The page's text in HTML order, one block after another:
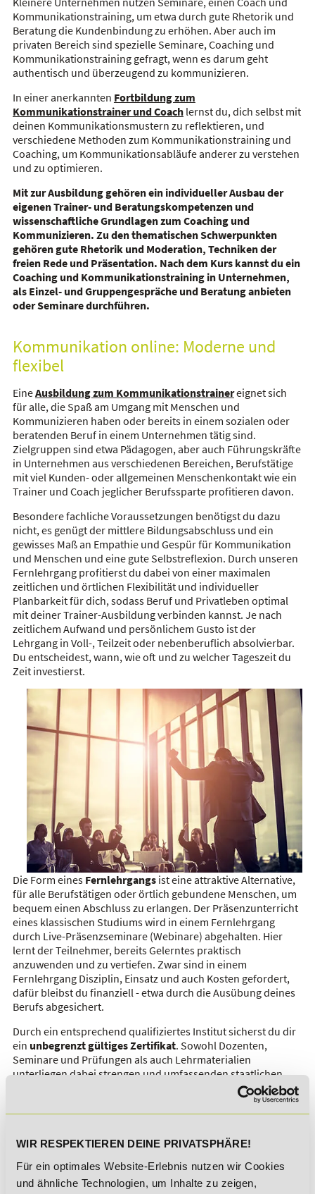
WIR RESPEKTIEREN DEINE PRIVATSPHÄRE!
Für ein optimales Website-Erlebnis nutzen wir Cookies
und ähnliche Technologien, um Inhalte zu zeigen,
Kommunikationstraining, um etwa durch gute Rhetorik und
Beratung die Kundenbindung zu erhöhen. Aber auch im
privaten Bereich sind spezielle Seminare, Coaching und
Kommunikationstraining gefragt, wenn es darum geht
authentisch und überzeugend zu kommunizieren.
In einer anerkannten Fortbildung zum
Kommunikationstrainer und Coachlernst du, dich selbst mit
deinen Kommunikationsmustern zu reflektieren, und
verschiedene Methoden zum Kommunikationstraining und
Coaching, um Kommunikationsabläufe anderer zu verstehen
und zu optimieren.
Mit zur Ausbildung gehören ein individueller Ausbau der
eigenen Trainer- und Beratungskompetenzen und
wissenschaftliche Grundlagen zum Coaching und
Kommunizieren. Zu den thematischen Schwerpunkten
gehören gute Rhetorik und Moderation, Techniken der
freien Rede und Präsentation. Nach dem Kurs kannst du ein
Coaching und Kommunikationstraining in Unternehmen,
als Einzel- und Gruppengespräche und Beratung anbieten
oder Seminare durchführen.
Kommunikation online: Moderne und
flexibel
EineAusbildung zum Kommunikationstrainereignet sich
für alle, die Spaß am Umgang mit Menschen und
Kommunizieren haben oder bereits in einem sozialen oder
beratenden Beruf in einem Unternehmen tätig sind.
Zielgruppen sind etwa Pädagogen, aber auch Führungskräfte
in Unternehmen aus verschiedenen Bereichen, Berufstätige
mit viel Kunden- oder allgemeinen Menschenkontakt wie ein
Trainer und Coach jeglicher Berufssparte profitieren davon.
Besondere fachliche Voraussetzungen benötigst du dazu
nicht, es genügt der mittlere Bildungsabschluss und ein
gewisses Maß an Empathie und Gespür für Kommunikation
und Menschen und eine gute Selbstreflexion. Durch unseren
Fernlehrgang profitierst du dabei von einer maximalen
zeitlichen und örtlichen Flexibilität und individueller
Planbarkeit für dich, sodass Beruf und Privatleben optimal
mit deiner Trainer-Ausbildung verbinden kannst. Je nach
zeitlichem Aufwand und persönlichem Gusto ist der
Lehrgang in Voll-, Teilzeit oder nebenberuflich absolvierbar.
Du entscheidest, wann, wie oft und zu welcher Tageszeit du
Zeit investierst.
Die Form eines Fernlehrgangsist eine attraktive Alternative,
für alle Berufstätigen oder örtlich gebundene Menschen, um
bequem einen Abschluss zu erlangen. Der Präsenzunterricht
eines klassischen Studiums wird in einem Fernlehrgang
durch Live-Präsenzseminare (Webinare) abgehalten. Hier
lernt der Teilnehmer, bereits Gelerntes praktisch
anzuwenden und zu vertiefen. Zwar sind in einem
Fernlehrgang Disziplin, Einsatz und auch Kosten gefordert,
dafür bleibst du finanziell - etwa durch die Ausübung deines
Berufs abgesichert.
Durch ein entsprechend qualifiziertes Institut sicherst du dir
ein unbegrenzt gültiges Zertifikat. Sowohl Dozenten,
Seminare und Prüfungen als auch Lehrmaterialien
unterliegen dabei strengen und umfassenden staatlichen
Prüfkriterien, sodass dir eine hochwertige Fortbildung
Zugangsvoraussetzungen als für eine herkömmliche
Numerus Clausus oder Abitur oder anderen
Beschränkungen Abschluss erwerben.